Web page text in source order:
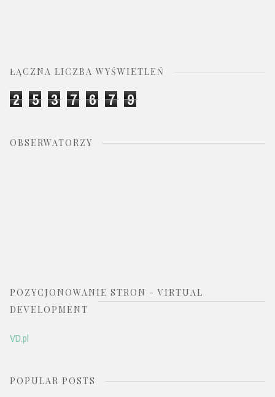
ŁĄCZNA LICZBA WYŚWIETLEŃ
2 5 3 7 6 7 9
OBSERWATORZY
POZYCJONOWANIE STRON - VIRTUAL
DEVELOPMENT
VD.pl
POPULAR POSTS